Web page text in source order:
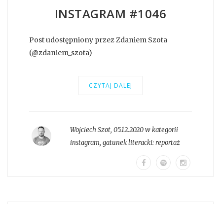
INSTAGRAM #1046
Post udostępniony przez Zdaniem Szota
(@zdaniem_szota)
CZYTAJ DALEJ
Wojciech Szot, 05.12.2020 w kategorii
instagram, gatunek literacki:reportaż